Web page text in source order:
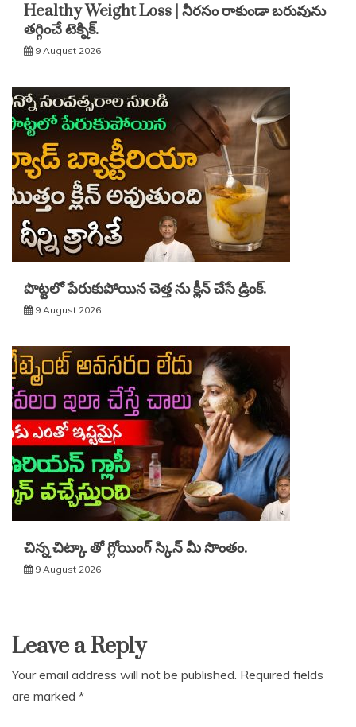
Healthy Weight Loss | నీరసం రాకుండా బరువును
తగ్గించే టెక్నిక్.
9 August 2026
పొట్టలో పేరుకుపోయిన చెత్త ను క్లీన్ చేసే డ్రింక్.
9 August 2026
చిన్న చిట్కా తో గ్లోయింగ్ స్కిన్ మీ సొంతం.
9 August 2026
Leave a Reply
Your email address will not be published. Required fields
are marked *